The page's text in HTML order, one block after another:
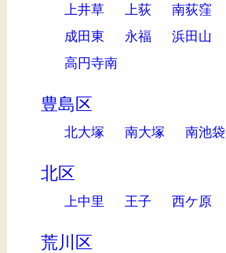
上井草 上荻 南荻窪
成田東
永福 浜田山
高円寺南
豊島区
北大塚 南大塚 南池袋
北区
上中里 王子 西ケ原
荒川区